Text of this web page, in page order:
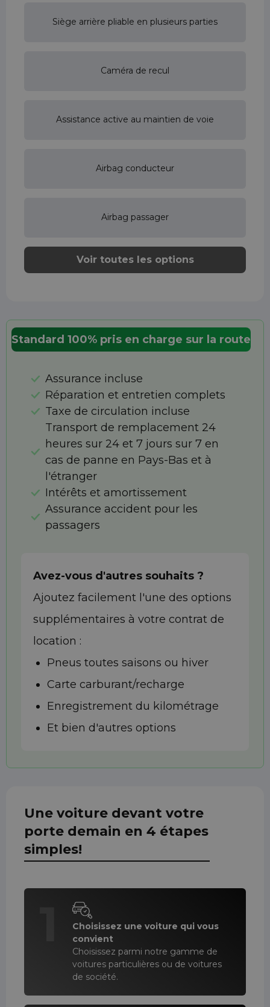
Siège arrière pliable en plusieurs parties
Caméra de recul
Assistance active au maintien de voie
Airbag conducteur
Airbag passager
Voir toutes les options
Standard 100% pris en charge sur la route
Assurance incluse
Réparation et entretien complets
Taxe de circulation incluse
Transport de remplacement 24
heures sur 24 et 7 jours sur 7 en
cas de panne en Pays-Bas et à
l'étranger
Intérêts et amortissement
Assurance accident pour les
passagers
Avez-vous d'autres souhaits ?
Ajoutez facilement l'une des options
supplémentaires à votre contrat de
location :
Pneus toutes saisons ou hiver
Carte carburant/recharge
Enregistrement du kilométrage
Et bien d'autres options
Une voiture devant votre
porte demain en 4 étapes
simples!
Choisissez une voiture qui vous
convient
Choisissez parmi notre gamme de
voitures particulières ou de voitures
de société.